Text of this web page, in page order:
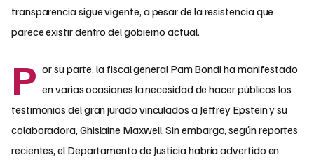
transparencia sigue vigente, a pesar de la resistencia que
parece existir dentro del gobierno actual.
P or su parte, la fiscal general Pam Bondi ha manifestado
en varias ocasiones la necesidad de hacer públicos los
testimonios del gran jurado vinculados a Jeffrey Epstein y su
colaboradora, Ghislaine Maxwell. Sin embargo, según reportes
recientes, el Departamento de Justicia habría advertido en